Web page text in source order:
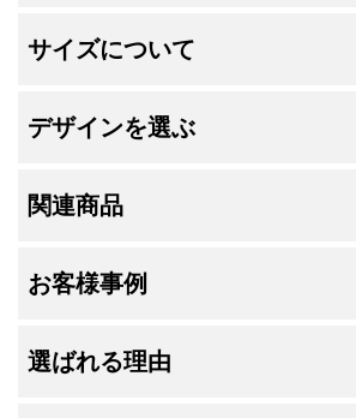
サイズについて
デザインを選ぶ
関連商品
お客様事例
選ばれる理由